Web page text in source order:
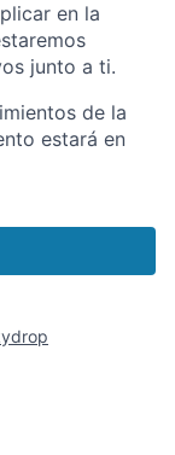
en la
junto a ti.
de la
estará en